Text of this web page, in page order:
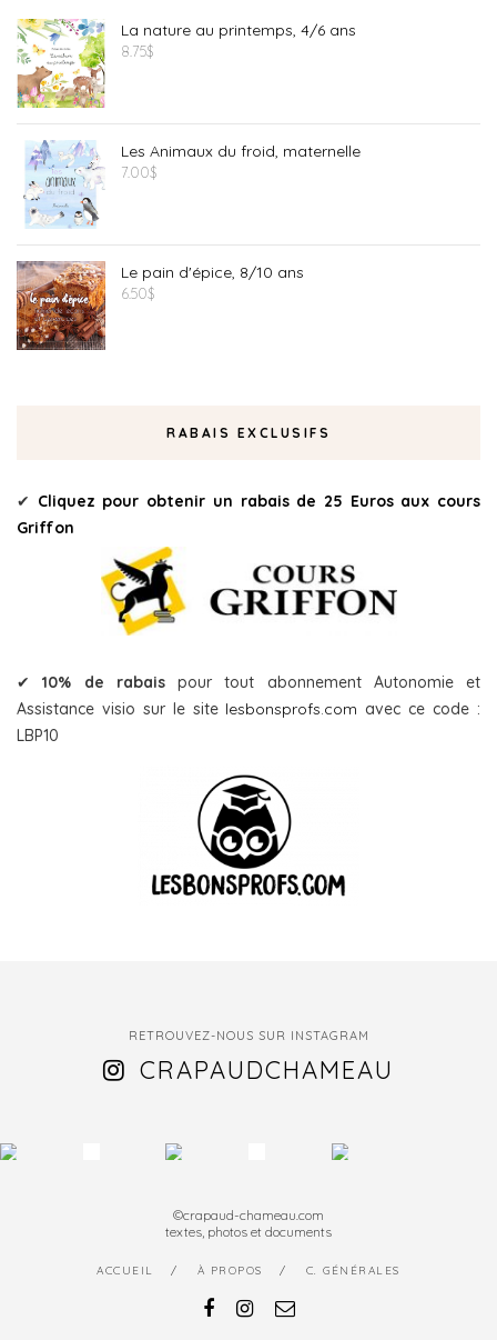
La nature au printemps, 4/6 ans
8.75$
Les Animaux du froid, maternelle
7.00$
Le pain d'épice, 8/10 ans
6.50$
RABAIS EXCLUSIFS
✔ Cliquez pour obtenir un rabais de 25 Euros aux cours
Griffon
✔10% de rabaispour tout abonnement Autonomie et
Assistance visio sur le site lesbonsprofs.com avec ce code :
LBP10
RETROUVEZ-NOUS SUR INSTAGRAM
CRAPAUDCHAMEAU
©crapaud-chameau.com
textes, photos et documents
ACCUEIL À PROPOS C. GÉNÉRALES